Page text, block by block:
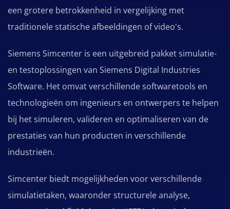
een grotere betrokkenheid in vergelijking met
traditionele statische afbeeldingen of video's.
Siemens Simcenter is een uitgebreid pakket simulatie-
en testoplossingen van Siemens Digital Industries
Software. Het omvat verschillende softwaretools en
technologieën om ingenieurs en ontwerpers te helpen
bij het simuleren, valideren en optimaliseren van de
prestaties van hun producten in verschillende
industrieën.
Simcenter biedt mogelijkheden voor verschillende
simulatietaken, waaronder structurele analyse,